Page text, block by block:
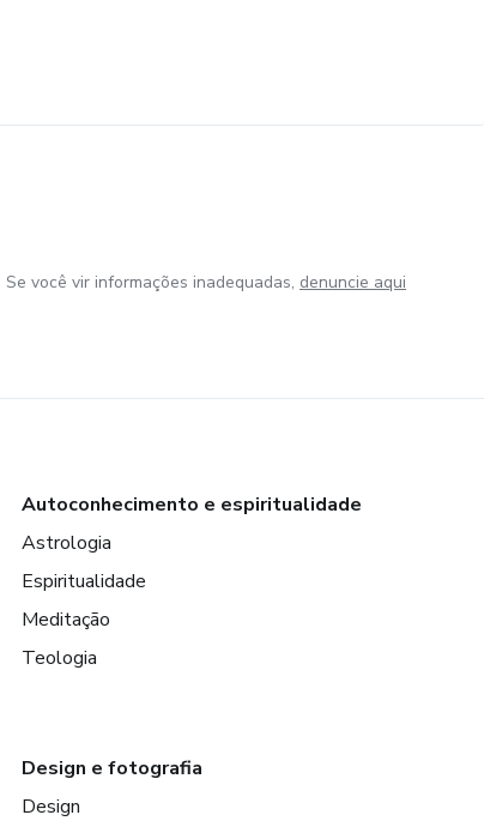
você vir informações inadequadas, denuncie aqui
Autoconhecimento e espiritualidade
Astrologia
Espiritualidade
Meditação
Teologia
Design e fotografia
Design